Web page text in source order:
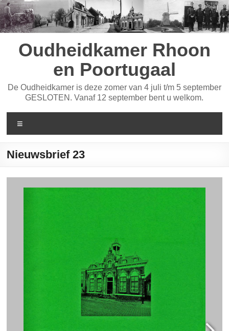
Ga
naar
de
inhoud
Oudheidkamer Rhoon
en Poortugaal
De Oudheidkamer is deze zomer van 4 juli t/m 5 september
GESLOTEN. Vanaf 12 september bent u welkom.
Nieuwsbrief 23